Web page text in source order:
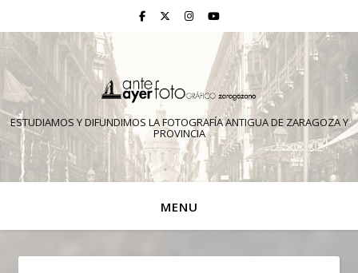
ESTUDIAMOS Y DIFUNDIMOS LA FOTOGRAFÍA ANTIGUA DE ZARAGOZA Y
PROVINCIA
MENU